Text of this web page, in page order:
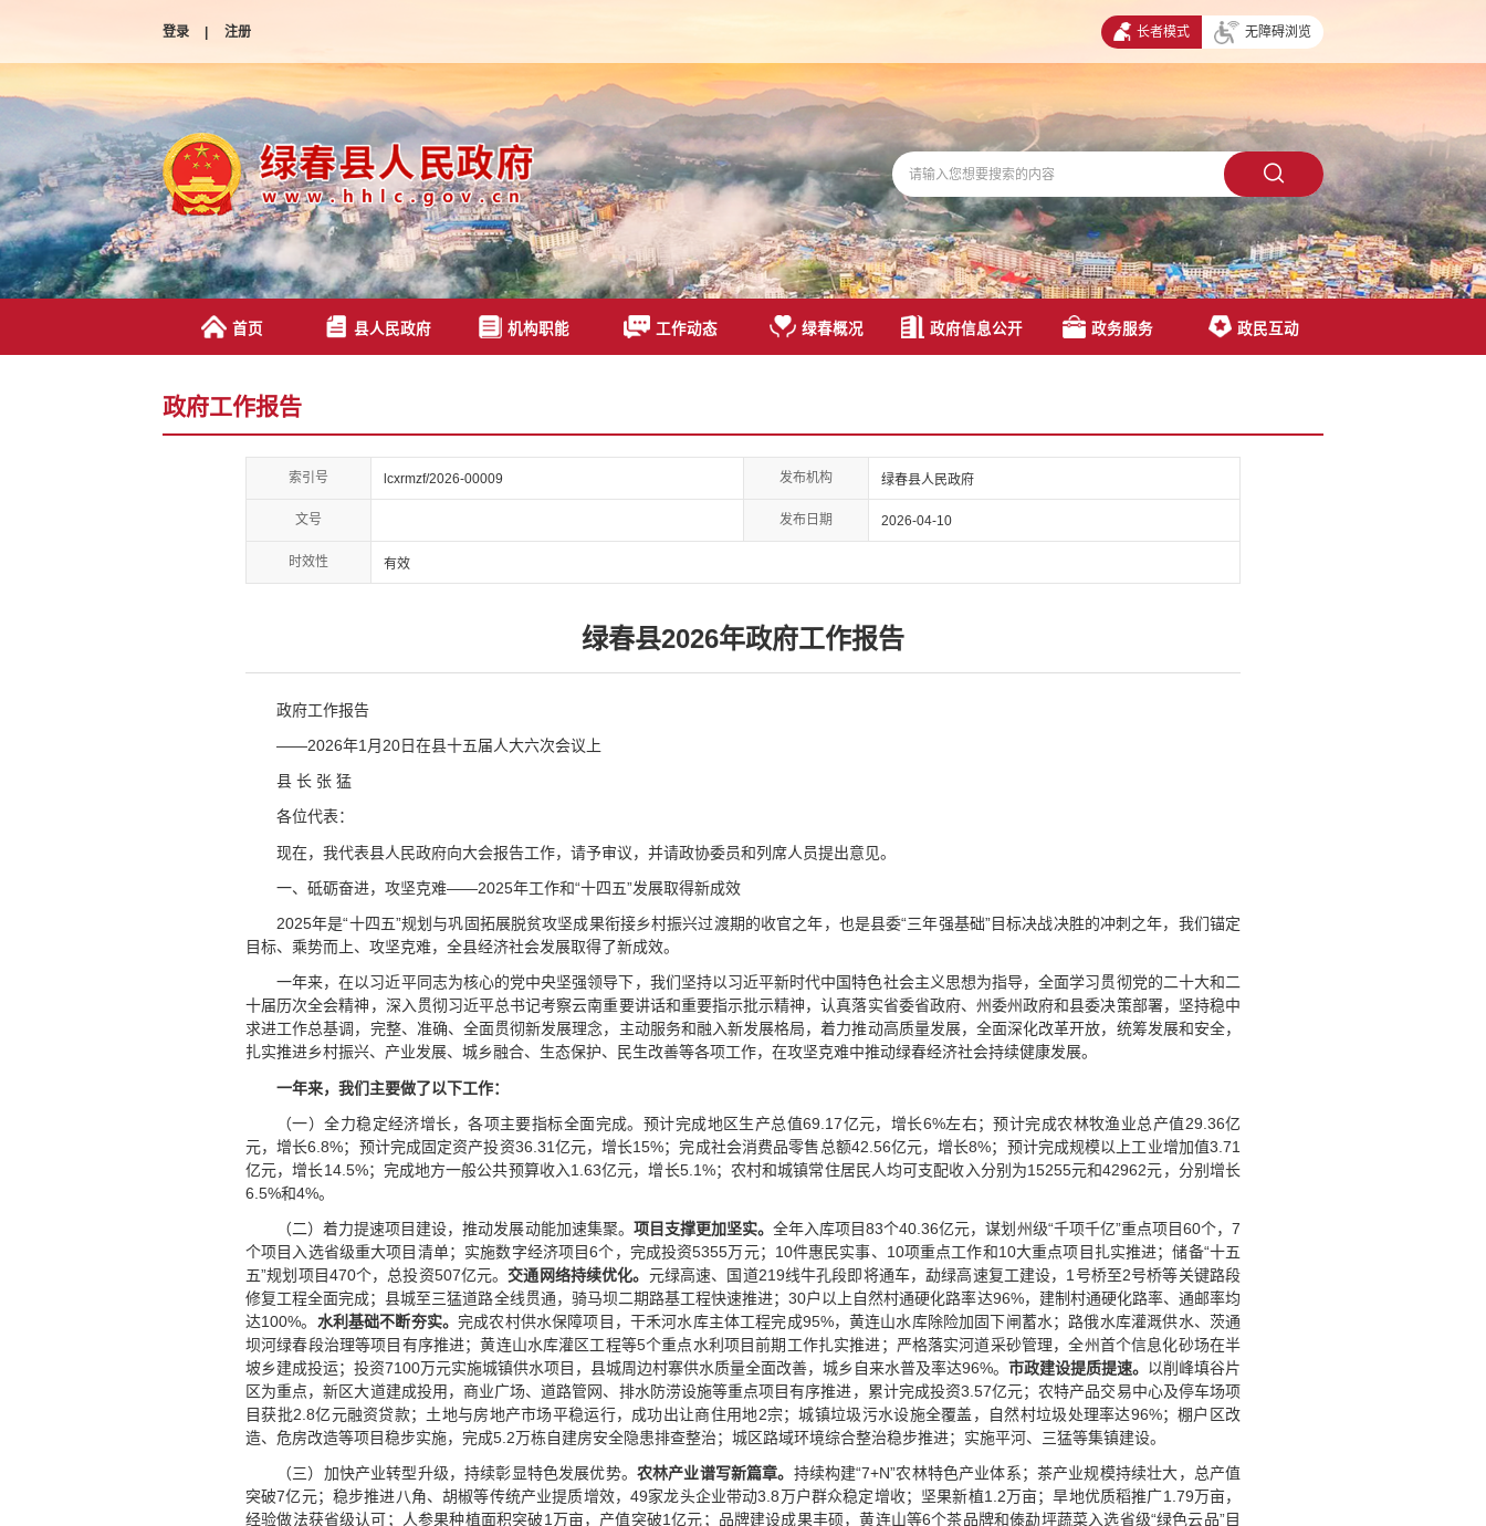
登录 | 注册 长者模式 无障碍浏览
首页 县人民政府 机构职能 工作动态 绿春概况 政府信息公开 政务服务 政民互动
政府工作报告
索引号 lcxrmzf/2026-00009 发布机构 绿春县人民政府
文号 发布日期 2026-04-10
时效性 有效
绿春县2026年政府工作报告
政府工作报告
——2026年1月20日在县十五届人大六次会议上
县 长 张 猛
各位代表：
现在，我代表县人民政府向大会报告工作，请予审议，并请政协委员和列席人员提出意见。
一、砥砺奋进，攻坚克难——2025年工作和“十四五”发展取得新成效
2025年是“十四五”规划与巩固拓展脱贫攻坚成果衔接乡村振兴过渡期的收官之年，也是县委“三年强基础”目标决战决胜的冲刺之年，我们锚定
目标、乘势而上、攻坚克难，全县经济社会发展取得了新成效。
一年来，在以习近平同志为核心的党中央坚强领导下，我们坚持以习近平新时代中国特色社会主义思想为指导，全面学习贯彻党的二十大和二
十届历次全会精神，深入贯彻习近平总书记考察云南重要讲话和重要指示批示精神，认真落实省委省政府、州委州政府和县委决策部署，坚持稳中
求进工作总基调，完整、准确、全面贯彻新发展理念，主动服务和融入新发展格局，着力推动高质量发展，全面深化改革开放，统筹发展和安全，
扎实推进乡村振兴、产业发展、城乡融合、生态保护、民生改善等各项工作，在攻坚克难中推动绿春经济社会持续健康发展。
一年来，我们主要做了以下工作：
（一）全力稳定经济增长，各项主要指标全面完成。预计完成地区生产总值69.17亿元，增长6%左右；预计完成农林牧渔业总产值29.36亿
元，增长6.8%；预计完成固定资产投资36.31亿元，增长15%；完成社会消费品零售总额42.56亿元，增长8%；预计完成规模以上工业增加值3.71
亿元，增长14.5%；完成地方一般公共预算收入1.63亿元，增长5.1%；农村和城镇常住居民人均可支配收入分别为15255元和42962元，分别增长
6.5%和4%。
（二）着力提速项目建设，推动发展动能加速集聚。 项目支撑更加坚实。全年入库项目83个40.36亿元，谋划州级“千项千亿”重点项目60个，7
个项目入选省级重大项目清单；实施数字经济项目6个，完成投资5355万元；10件惠民实事、10项重点工作和10大重点项目扎实推进；储备“十五
五”规划项目470个，总投资507亿元。 交通网络持续优化。 元绿高速、国道219线牛孔段即将通车，勐绿高速复工建设，1号桥至2号桥等关键路段
修复工程全面完成；县城至三猛道路全线贯通，骑马坝二期路基工程快速推进；30户以上自然村通硬化路率达96%，建制村通硬化路率、通邮率均
达100%。 水利基础不断夯实。 完成农村供水保障项目，干禾河水库主体工程完成95%，黄连山水库除险加固下闸蓄水；路俄水库灌溉供水、茨通
坝河绿春段治理等项目有序推进；黄连山水库灌区工程等5个重点水利项目前期工作扎实推进；严格落实河道采砂管理，全州首个信息化砂场在半
坡乡建成投运；投资7100万元实施城镇供水项目，县城周边村寨供水质量全面改善，城乡自来水普及率达96%。 市政建设提质提速。 以削峰填谷片
区为重点，新区大道建成投用，商业广场、道路管网、排水防涝设施等重点项目有序推进，累计完成投资3.57亿元；农特产品交易中心及停车场项
目获批2.8亿元融资贷款；土地与房地产市场平稳运行，成功出让商住用地2宗；城镇垃圾污水设施全覆盖，自然村垃圾处理率达96%；棚户区改
造、危房改造等项目稳步实施，完成5.2万栋自建房安全隐患排查整治；城区路域环境综合整治稳步推进；实施平河、三猛等集镇建设。
（三）加快产业转型升级，持续彰显特色发展优势。 农林产业谱写新篇章。 持续构建“7+N”农林特色产业体系；茶产业规模持续壮大，总产值
突破7亿元；稳步推进八角、胡椒等传统产业提质增效，49家龙头企业带动3.8万户群众稳定增收；坚果新植1.2万亩；旱地优质稻推广1.79万亩，
经验做法获省级认可；人参果种植面积突破1万亩，产值突破1亿元；品牌建设成果丰硕，黄连山等6个茶品牌和傣勐坪蔬菜入选省级“绿色云品”目